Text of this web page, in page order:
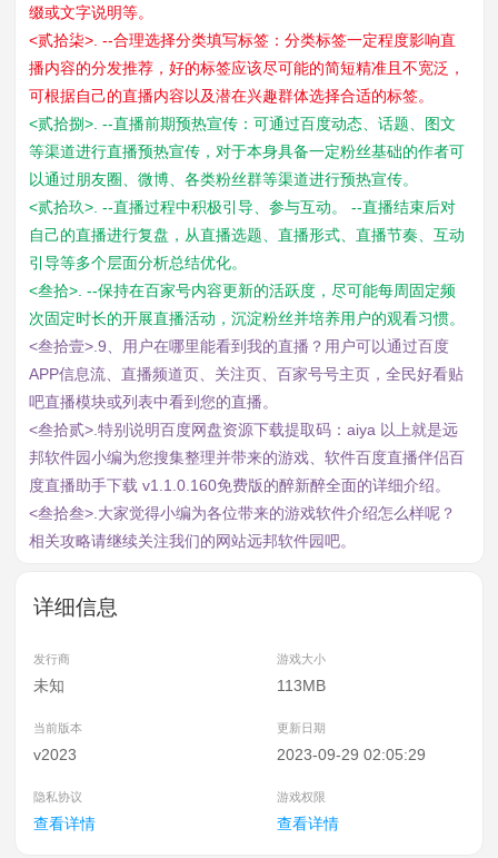
缀或文字说明等。
<贰拾柒>. --合理选择分类填写标签：分类标签一定程度影响直
播内容的分发推荐，好的标签应该尽可能的简短精准且不宽泛，
可根据自己的直播内容以及潜在兴趣群体选择合适的标签。
<贰拾捌>. --直播前期预热宣传：可通过百度动态、话题、图文
等渠道进行直播预热宣传，对于本身具备一定粉丝基础的作者可
以通过朋友圈、微博、各类粉丝群等渠道进行预热宣传。
<贰拾玖>. --直播过程中积极引导、参与互动。 --直播结束后对
自己的直播进行复盘，从直播选题、直播形式、直播节奏、互动
引导等多个层面分析总结优化。
<叁拾>. --保持在百家号内容更新的活跃度，尽可能每周固定频
次固定时长的开展直播活动，沉淀粉丝并培养用户的观看习惯。
<叁拾壹>.9、用户在哪里能看到我的直播？用户可以通过百度
APP信息流、直播频道页、关注页、百家号号主页，全民好看贴
吧直播模块或列表中看到您的直播。
<叁拾贰>.特别说明百度网盘资源下载提取码：aiya 以上就是远
邦软件园小编为您搜集整理并带来的游戏、软件百度直播伴侣百
度直播助手下载 v1.1.0.160免费版的醉新醉全面的详细介绍。
<叁拾叁>.大家觉得小编为各位带来的游戏软件介绍怎么样呢？
相关攻略请继续关注我们的网站远邦软件园吧。
详细信息
发行商 游戏大小
未知 113MB
当前版本 更新日期
v2023 2023-09-29 02:05:29
隐私协议 游戏权限
查看详情 查看详情